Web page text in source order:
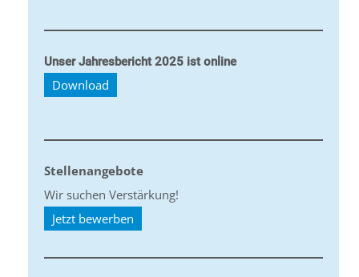
Unser Jahresbericht 2025 ist online
Download
Stellenangebote
Wir suchen Verstärkung!
Jetzt bewerben